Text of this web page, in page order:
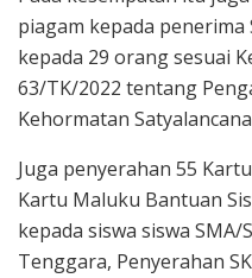
piagam kepada penerima
kepada 29 orang sesuai
63/TK/2022 tentang
Kehormatan
Juga penyerahan 55
Kartu Maluku Bantuan
kepada siswa siswa
Tenggara, Penyerahan